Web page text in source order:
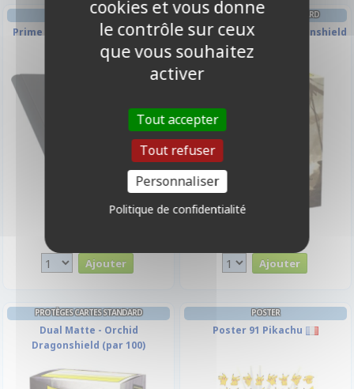
PORTFOLIO
Prime Album - Noir - 360 Cases
(20 Pages De 18)
PROTÈGES CARTES STANDARD
Dual Matte - Valor Dragonshield
(par 100)
PROTÈGES CARTES STANDARD
Dual Matte - Orchid
Dragonshield (par 100)
POSTER
Poster 91 Pikachu
cookies et vous donne
le contrôle sur ceux
que vous souhaitez
activer
Tout accepter
Tout refuser
Personnaliser
Politique de confidentialité